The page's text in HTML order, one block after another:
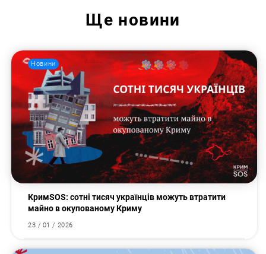
Ще новини
Новини
КримSOS: сотні тисяч українців можуть втратити
майно в окупованому Криму
23 / 01 / 2026